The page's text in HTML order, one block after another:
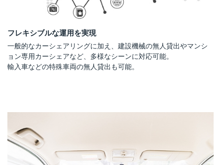
フレキシブルな運用を実現
一般的なカーシェアリングに加え、建設機械の無人貸出やマンシ
ョン専用カーシェアなど、多様なシーンに対応可能。
輸入車などの特殊車両の無人貸出も可能。